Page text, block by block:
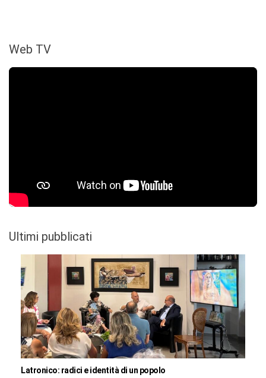
Web TV
Ultimi pubblicati
Latronico: radici e identità di un popolo